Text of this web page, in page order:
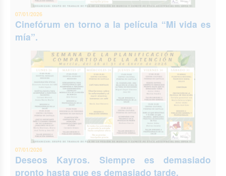
07/01/2026
Cinefórum en torno a la película “Mi vida es
mía”.
07/01/2026
Deseos Kayros. Siempre es demasiado
pronto hasta que es demasiado tarde.